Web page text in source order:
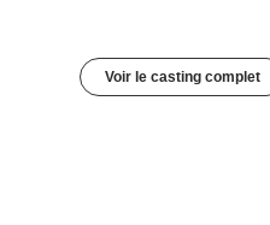
Voir le casting complet